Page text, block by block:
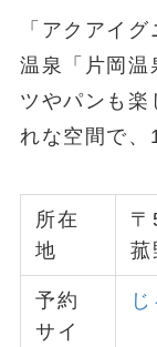
「アクアイ
温泉「片岡温
ツやパンも楽
れな空間で、
所在
地
菰
予約
サイ